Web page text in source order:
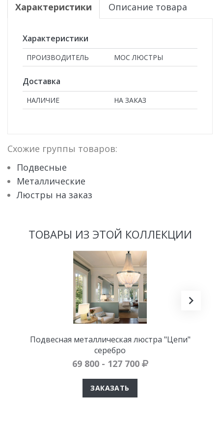
Характеристики Описание товара
Характеристики
ПРОИЗВОДИТЕЛЬ МОС ЛЮСТРЫ
Доставка
НАЛИЧИЕ НА ЗАКАЗ
Схожие группы товаров:
Подвесные
Металлические
Люстры на заказ
ТОВАРЫ ИЗ ЭТОЙ КОЛЛЕКЦИИ
Подвесная металлическая люстра "Цепи"
серебро
69 800 - 127 700
ЗАКАЗАТЬ